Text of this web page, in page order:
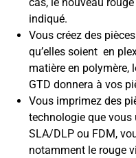
indiqué.
Vous créez des
qu’elles soient en
matière en polymère,
GTD donnera à vos
Vous imprimez des
technologie que vous
SLA/DLP ou FDM,
notamment le rouge